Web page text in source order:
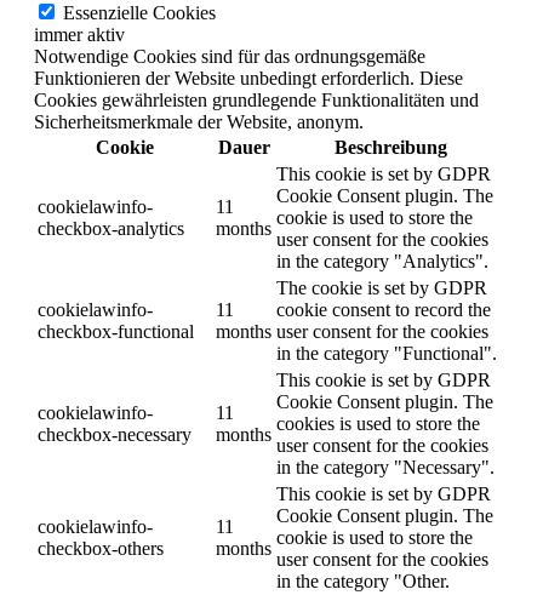
Essenzielle Cookies
immer aktiv
Notwendige Cookies sind für das ordnungsgemäße
Funktionieren der Website unbedingt erforderlich. Diese
Cookies gewährleisten grundlegende Funktionalitäten und
Sicherheitsmerkmale der Website, anonym.
Cookie
Dauer Beschreibung
cookielawinfo-
checkbox-analytics
11
months
This cookie is set by GDPR
Cookie Consent plugin. The
cookie is used to store the
user consent for the cookies
in the category "Analytics".
cookielawinfo-
checkbox-functional
11
months
The cookie is set by GDPR
cookie consent to record the
user consent for the cookies
in the category "Functional".
cookielawinfo-
checkbox-necessary
11
months
This cookie is set by GDPR
Cookie Consent plugin. The
cookies is used to store the
user consent for the cookies
in the category "Necessary".
cookielawinfo-
checkbox-others
11
months
This cookie is set by GDPR
Cookie Consent plugin. The
cookie is used to store the
user consent for the cookies
in the category "Other.